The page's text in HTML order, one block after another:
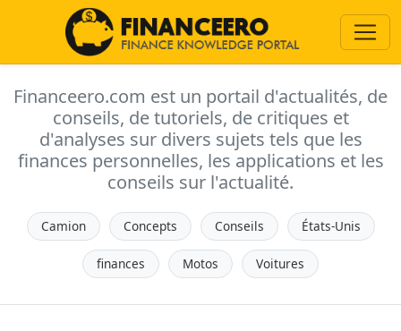
Financeero.com est un portail d'actualités, de
conseils, de tutoriels, de critiques et
d'analyses sur divers sujets tels que les
finances personnelles, les applications et les
conseils sur l'actualité.
Camion Concepts Conseils États-Unis
finances Motos Voitures